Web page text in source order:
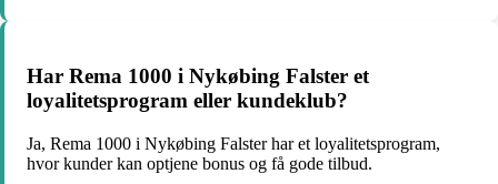
Har Rema 1000 i Nykøbing Falster et
loyalitetsprogram eller kundeklub?
Ja, Rema 1000 i Nykøbing Falster har et loyalitetsprogram,
hvor kunder kan optjene bonus og få gode tilbud.